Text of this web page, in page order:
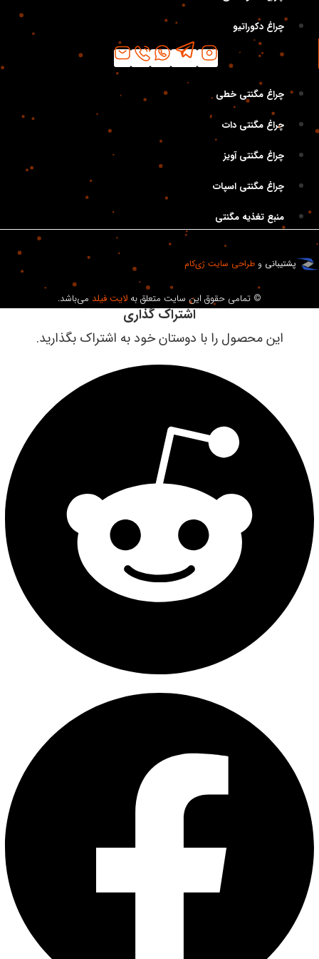
کوچه خبرنگاران پلاک ۷۰ واحد ۳ و ۴ کدپستی: ۱۱۴۵۶۵۴۶۴۱
چراغ دکوراتیو
دسته‌بندی
چراغ مگنتی خطی
چراغ مگنتی دات
چراغ مگنتی آویز
چراغ مگنتی اسپات
منبع تغذیه مگنتی
.
پشتیبانی و طراحی سایت ژی‌کام
© تمامی حقوق این سایت متعلق به لایت فیلد می‌باشد.
اشتراک گذاری
این محصول را با دوستان خود به اشتراک بگذارید.